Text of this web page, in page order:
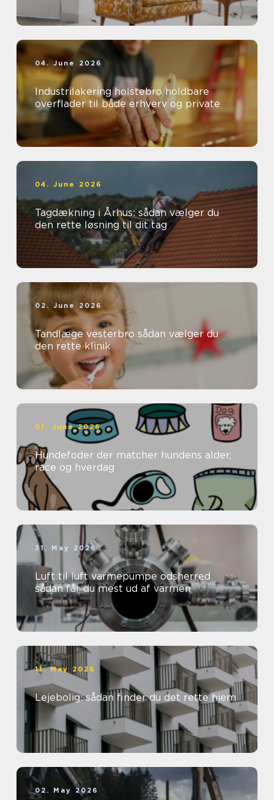
04. June 2026
Industrilakering holstebro holdbare
overflader til både erhverv og private
04. June 2026
Tagdækning i Århus: sådan vælger du
den rette løsning til dit tag
02. June 2026
Tandlæge vesterbro sådan vælger du
den rette klinik
01. June 2026
Hundefoder der matcher hundens alder,
race og hverdag
31. May 2026
Luft til luft varmepumpe odsherred
sådan får du mest ud af varmen
11. May 2026
Lejebolig: sådan finder du det rette hjem
02. May 2026